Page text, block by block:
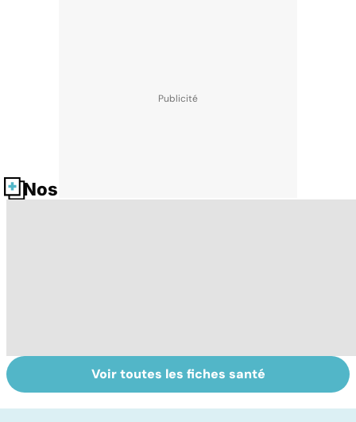
Nos fiches santé
Prolapsus : quand
les organes
Dérèglement
hormonal : et si
Voir toutes les fiches santé